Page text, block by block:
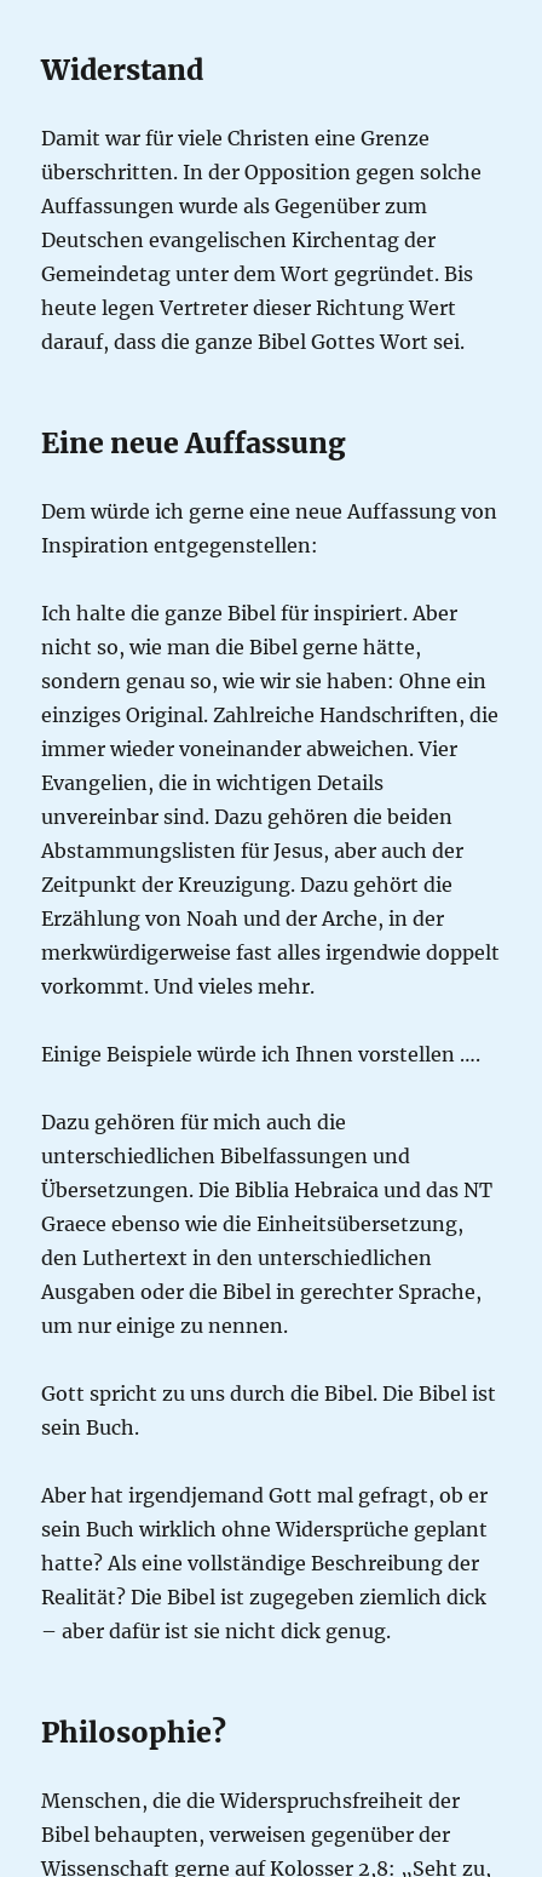
Widerstand
Damit war für viele Christen eine Grenze
überschritten. In der Opposition gegen solche
Auffassungen wurde als Gegenüber zum
Deutschen evangelischen Kirchentag der
Gemeindetag unter dem Wort gegründet. Bis
heute legen Vertreter dieser Richtung Wert
darauf, dass die ganze Bibel Gottes Wort sei.
Eine neue Auffassung
Dem würde ich gerne eine neue Auffassung von
Inspiration entgegenstellen:
Ich halte die ganze Bibel für inspiriert. Aber
nicht so, wie man die Bibel gerne hätte,
sondern genau so, wie wir sie haben: Ohne ein
einziges Original. Zahlreiche Handschriften, die
immer wieder voneinander abweichen. Vier
Evangelien, die in wichtigen Details
unvereinbar sind. Dazu gehören die beiden
Abstammungslisten für Jesus, aber auch der
Zeitpunkt der Kreuzigung. Dazu gehört die
Erzählung von Noah und der Arche, in der
merkwürdigerweise fast alles irgendwie doppelt
vorkommt. Und vieles mehr.
Einige Beispiele würde ich Ihnen vorstellen ….
Dazu gehören für mich auch die
unterschiedlichen Bibelfassungen und
Übersetzungen. Die Biblia Hebraica und das NT
Graece ebenso wie die Einheitsübersetzung,
den Luthertext in den unterschiedlichen
Ausgaben oder die Bibel in gerechter Sprache,
um nur einige zu nennen.
Gott spricht zu uns durch die Bibel. Die Bibel ist
sein Buch.
Aber hat irgendjemand Gott mal gefragt, ob er
sein Buch wirklich ohne Widersprüche geplant
hatte? Als eine vollständige Beschreibung der
Realität? Die Bibel ist zugegeben ziemlich dick
– aber dafür ist sie nicht dick genug.
Philosophie?
Menschen, die die Widerspruchsfreiheit der
Bibel behaupten, verweisen gegenüber der
Wissenschaft gerne auf Kolosser 2,8: „Seht zu,